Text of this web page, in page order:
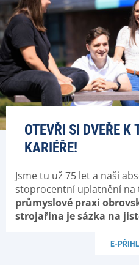
OTEVŘI SI DVEŘE K
KARIÉŘE!
Jsme tu už 75 let a naši
stoprocentní uplatnění na
průmyslové praxi
strojařina je sázka na
E-